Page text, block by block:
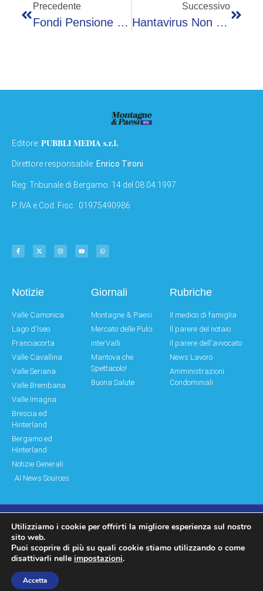
Precedente
Fondi Pensione E Tfr, Guida Alle Nuove Regole 2026: Online Il Portale Del Ministero
Successivo
Hantavirus Non Può Causare Pandemia Ma Epidemie Gravi Sì: Lo Studio Su Focolaio Mv Hondius
Editore: PUBBLI MEDIA s.r.l.
Direttore responsabile: Enrico Tironi
Reg: Tribunale di Bergamo: 14 del 08.04.1997
P. IVA e Cod. Fisc.: 01975490986
Notizie
Valle Camonica
Lago d'Iseo
Franciacorta
Valle Cavallina
Valle Seriana
Valle Brembana
Valle Imagna
Brescia ed
Hinterland
Bergamo ed
Hinterland
Notizie Generali
AI News Sources
Giornali
Montagne & Paesi
Mercato delle Pulci
interValli
Mantova che
Spettacolo!
Buona Salute
Rubriche
Il medico di famiglia
Il parere del notaio
Il parere dell'avvocato
News Lavoro
Amministrazioni
Condominiali
© Copyright 2011 – 2026 Montagne & Paesi
Log In|Log Out Privacy Policy
Utilizziamo i cookie per offrirti la migliore esperienza sul nostro
sito web.
Puoi scoprire di più su quali cookie stiamo utilizzando o come
disattivarli nelle impostazioni.
Accetta